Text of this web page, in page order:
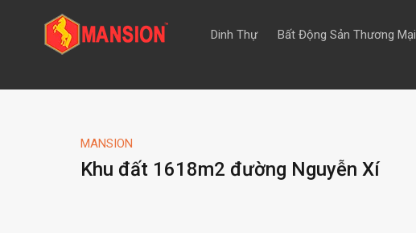
Dinh Thự Bất Động Sản Thương Mại
MANSION
Khu đất 1618m2 đường Nguyễn Xí